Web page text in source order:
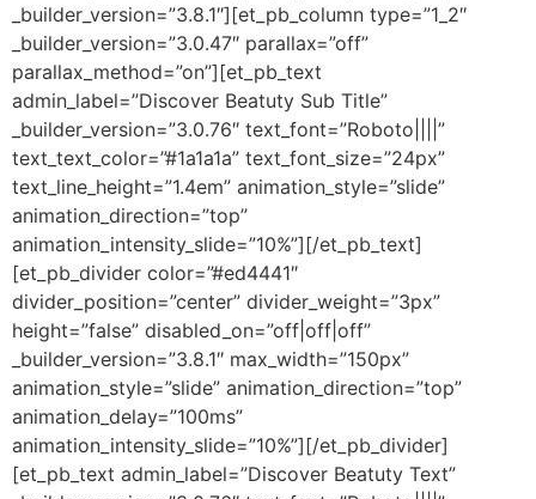
_builder_version=”3.8.1″][et_pb_column type=”1_2″
_builder_version=”3.0.47″ parallax=”off”
parallax_method=”on”][et_pb_text
admin_label=”Discover Beatuty Sub Title”
_builder_version=”3.0.76″ text_font=”Roboto||||”
text_text_color=”#1a1a1a” text_font_size=”24px”
text_line_height=”1.4em” animation_style=”slide”
animation_direction=”top”
animation_intensity_slide=”10%”][/et_pb_text]
[et_pb_divider color=”#ed4441″
divider_position=”center” divider_weight=”3px”
height=”false” disabled_on=”off|off|off”
_builder_version=”3.8.1″ max_width=”150px”
animation_style=”slide” animation_direction=”top”
animation_delay=”100ms”
animation_intensity_slide=”10%”][/et_pb_divider]
[et_pb_text admin_label=”Discover Beatuty Text”